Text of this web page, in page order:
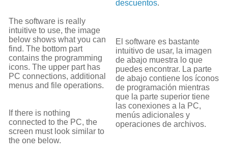
The software is really
intuitive to use, the image
below shows what you can
find. The bottom part
contains the programming
icons. The upper part has
PC connections, additional
menus and file operations.
If there is nothing
connected to the PC, the
screen must look similar to
the one below.
descuentos.
El software es bastante
intuitivo de usar, la imagen
de abajo muestra lo que
puedes encontrar. La parte
de abajo contiene los íconos
de programación mientras
que la parte superior tiene
las conexiones a la PC,
menús adicionales y
operaciones de archivos.